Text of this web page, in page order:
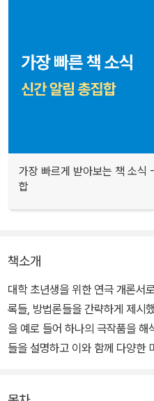
가장 빠르게 받아보는 책 소식
합
책소개
대학 초년생을 위한 연극 개론서
록들, 방법론들을 간략하게 제시
을 예로 들어 하나의 극작품을
들을 설명하고 이와 함께 다양한